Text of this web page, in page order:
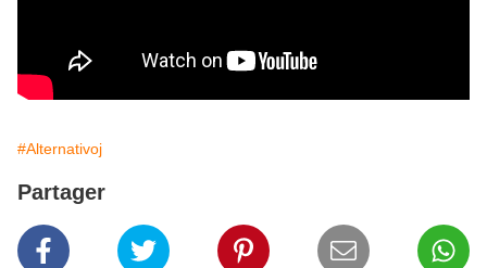
#Alternativoj
Partager